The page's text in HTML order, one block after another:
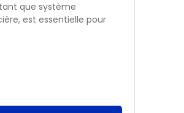
que système
est essentielle pour